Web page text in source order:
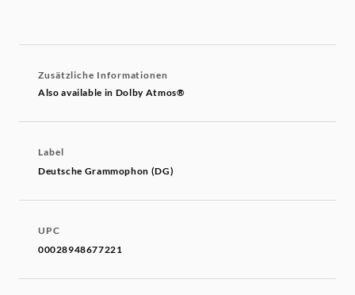
Zusätzliche Informationen
Also available in Dolby Atmos®
Label
Deutsche Grammophon (DG)
UPC
00028948677221